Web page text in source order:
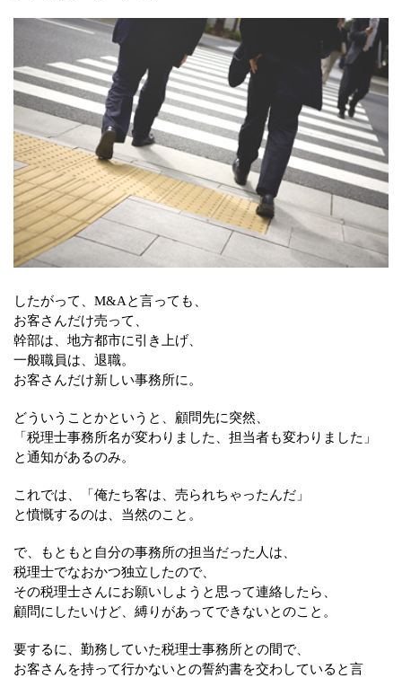
したがって、M&Aと言っても、
お客さんだけ売って、
幹部は、地方都市に引き上げ、
一般職員は、退職。
お客さんだけ新しい事務所に。
どういうことかというと、顧問先に突然、
「税理士事務所名が変わりました、担当者も変わりました」
と通知があるのみ。
これでは、「俺たち客は、売られちゃったんだ」
と憤慨するのは、当然のこと。
で、もともと自分の事務所の担当だった人は、
税理士でなおかつ独立したので、
その税理士さんにお願いしようと思って連絡したら、
顧問にしたいけど、縛りがあってできないとのこと。
要するに、勤務していた税理士事務所との間で、
お客さんを持って行かないとの誓約書を交わしていると言